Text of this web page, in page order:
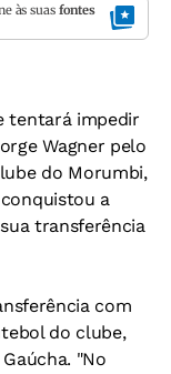
às suas fontes
tentará impedir
Wagner pelo
do Morumbi,
a
transferência
com
do clube,
"No